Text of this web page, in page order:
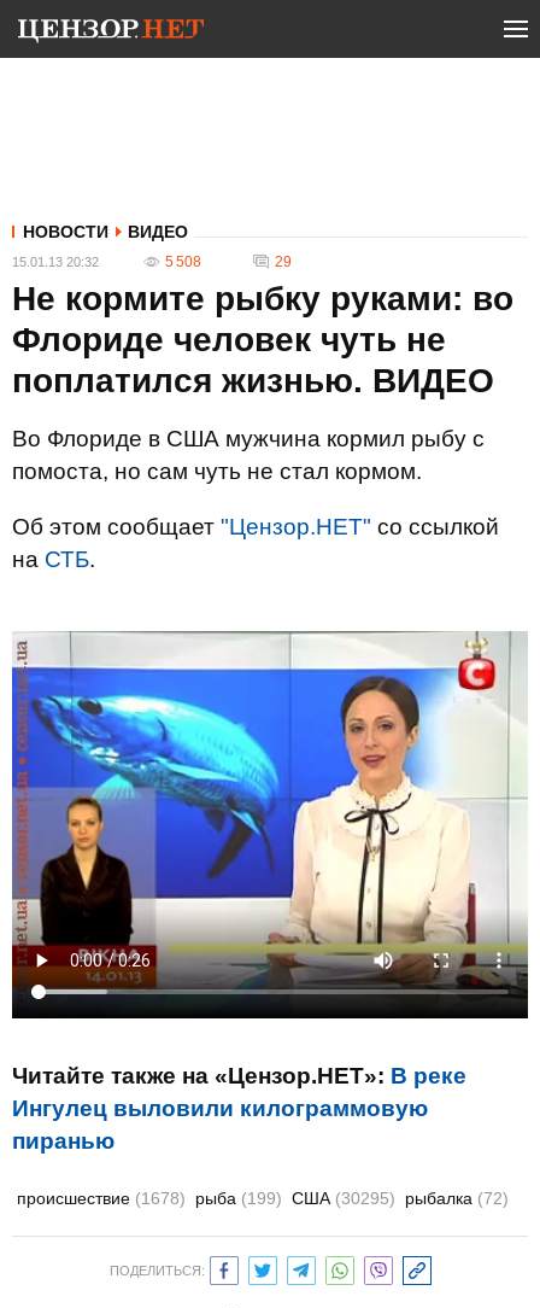
НОВОСТИ ВИДЕО
15.01.13 20:32 5 508 29
Не кормите рыбку руками: во
Флориде человек чуть не
поплатился жизнью. ВИДЕО
Во Флориде в США мужчина кормил рыбу c
помоста, но сам чуть не стал кормом.
Об этом сообщает "Цензор.НЕТ" со ссылкой
на СТБ.
Читайте также на «Цензор.НЕТ»: В реке
Ингулец выловили килограммовую
пиранью
происшествие (1678) рыба (199) США (30295) рыбалка (72)
ПОДЕЛИТЬСЯ: